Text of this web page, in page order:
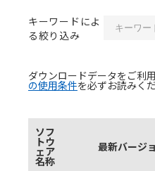
キーワードによ
る絞り込み
ダウンロードデータをご利
の使用条件を必ずお読みくだ
ソフ
トウ
ェア
名称
最新バージ